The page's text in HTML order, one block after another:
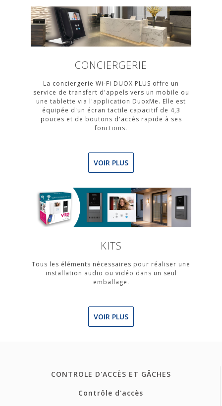
CONCIERGERIE
La conciergerie Wi-Fi DUOX PLUS offre un
service de transfert d'appels vers un mobile ou
une tablette via l'application DuoxMe. Elle est
équipée d'un écran tactile capacitif de 4,3
pouces et de boutons d'accès rapide à ses
fonctions.
VOIR PLUS
KITS
Tous les éléments nécessaires pour réaliser une
installation audio ou vidéo dans un seul
emballage.
VOIR PLUS
CONTROLE D'ACCÈS ET GÂCHES
Contrôle d'accès